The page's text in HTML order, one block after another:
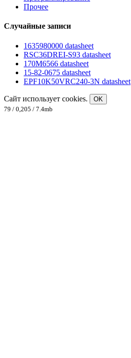
Прочее
Случайные записи
1635980000 datasheet
RSC36DREI-S93 datasheet
170M6566 datasheet
15-82-0675 datasheet
EPF10K50VRC240-3N datasheet
Сайт использует cookies.
OK
79 / 0,205 / 7.4mb